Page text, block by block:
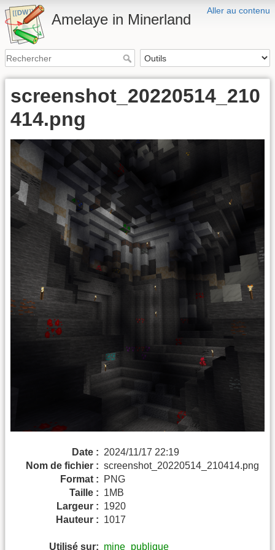
Aller au contenu
Amelaye in Minerland
screenshot_20220514_210
414.png
Date : 2024/11/17 22:19
Nom de fichier : screenshot_20220514_210414.png
Format :
PNG
Taille : 1MB
Largeur : 1920
Hauteur : 1017
Utilisé sur: mine_publique